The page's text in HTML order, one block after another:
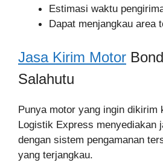
Estimasi waktu
Dapat menjangkau area
Jasa Kirim Motor
Salahutu
Punya motor yang ingin dikirim
Logistik Express menyediakan
dengan sistem pengamanan
yang terjangkau.